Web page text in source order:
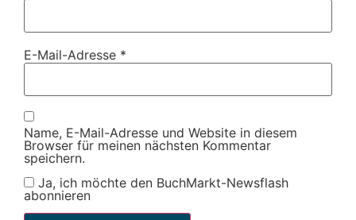
E-Mail-Adresse *
Name, E-Mail-Adresse und Website in diesem
Browser für meinen nächsten Kommentar
speichern.
Ja, ich möchte den BuchMarkt-Newsflash
abonnieren